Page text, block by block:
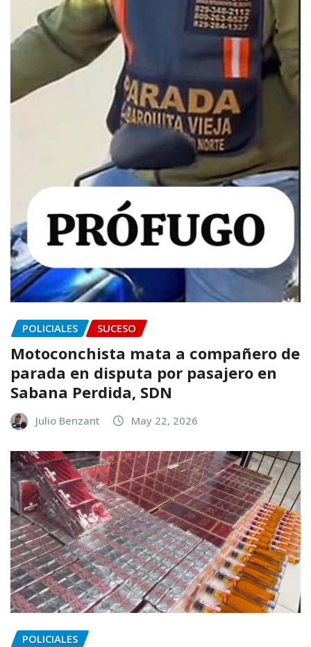
POLICIALES SUCESO
Motoconchista mata a compañero de
parada en disputa por pasajero en
Sabana Perdida, SDN
Julio Benzant May 22, 2026
POLICIALES